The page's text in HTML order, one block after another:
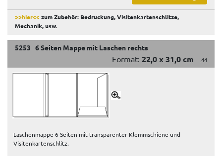
>>hier<<zum Zubehör: Bedruckung, Visitenkartenschlitze,
Mechanik, usw.
5253 6 Seiten Mappe mit Laschen rechts
Format: 22,0 x 31,0 cm .44
Laschenmappe 6 Seiten mit transparenter Klemmschiene und
Visitenkartenschlitz.